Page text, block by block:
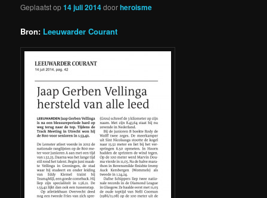
Geplaatst op14 juli 2014doorheroisme
Bron: Leeuwarder Courant